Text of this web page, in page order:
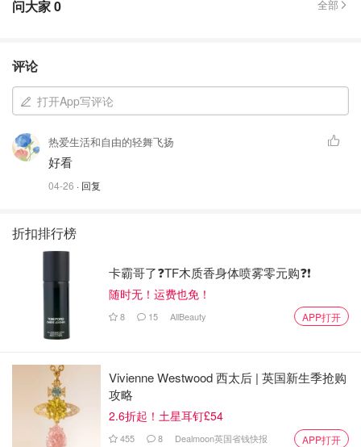
问大家0 全部
评论
打开App写评论
热爱生活和自由的轻舞飞扬
好看
04-26 · 回复
折扣排行榜
卡霸哥了❓TF木质香身体喷雾零元购❓❗
随时无！运费也免！
8 15 AllBeauty APP打开
Vivienne Westwood 西太后 | 英国新生季抢购
攻略
2.6折起！土星耳钉£54
455 8 Dealmoon英国省钱快报 APP打开